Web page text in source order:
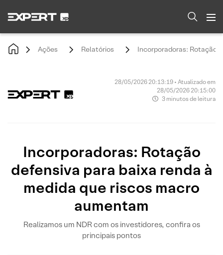
Ações Relatórios Incorporadoras: Rotação
28/05/2026 20:13:19 • Atualizado em
28/05/2026 20:15:00
3 minutos de leitura
Incorporadoras: Rotação
defensiva para baixa renda à
medida que riscos macro
aumentam
Realizamos um NDR com os investidores, confira os
principais pontos